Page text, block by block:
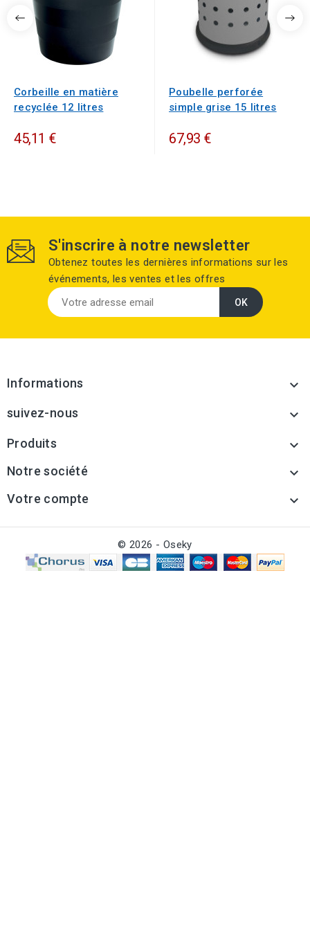
Corbeille en matière
recyclée 12 litres
45,11 €
Poubelle perforée
simple grise 15 litres
67,93 €
S'inscrire à notre newsletter
Obtenez toutes les dernières informations sur les
événements, les ventes et les offres
Informations 
suivez-nous 
Produits 
Notre société 
Votre compte 
© 2026 - Oseky